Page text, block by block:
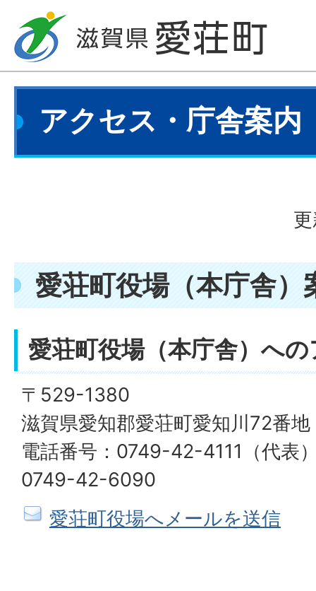
アクセス・庁舎案内
愛荘町役場（本庁舎）
愛荘町役場（本庁舎）へ
〒529-1380
滋賀県愛知郡愛荘町愛知川72番地
電話番号：0749-42-4111（代
0749-42-6090
愛荘町役場へメールを送信